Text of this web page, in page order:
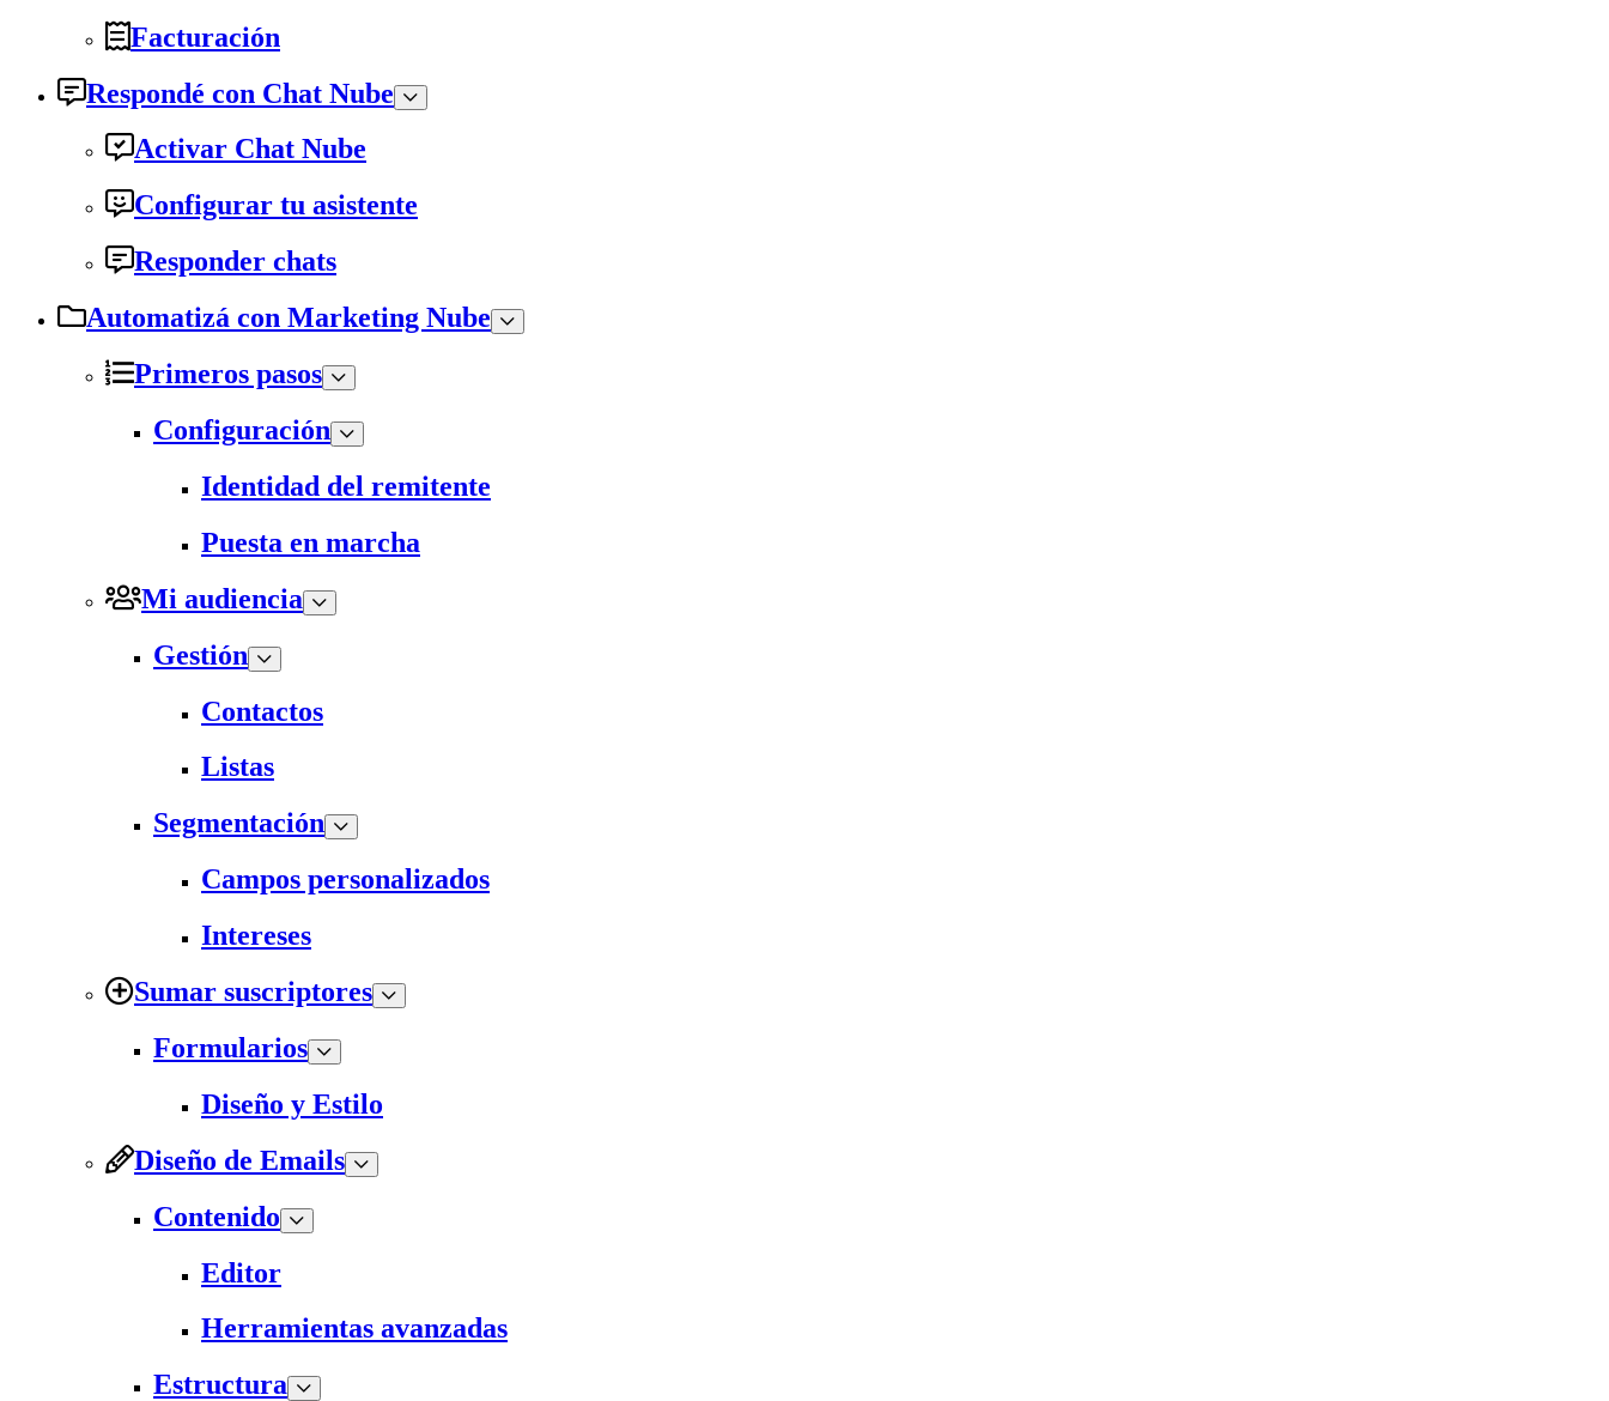
Facturación
Respondé con Chat Nube
Activar Chat Nube
Configurar tu asistente
Responder chats
Automatizá con Marketing Nube
Primeros pasos
Configuración
Identidad del remitente
Puesta en marcha
Mi audiencia
Gestión
Contactos
Listas
Segmentación
Campos personalizados
Intereses
Sumar suscriptores
Formularios
Diseño y Estilo
Diseño de Emails
Contenido
Editor
Herramientas avanzadas
Estructura